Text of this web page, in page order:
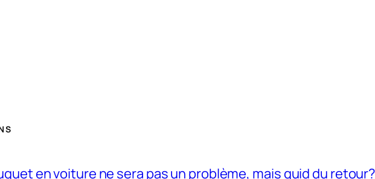
en voiture ne sera pas un problème, mais quid du